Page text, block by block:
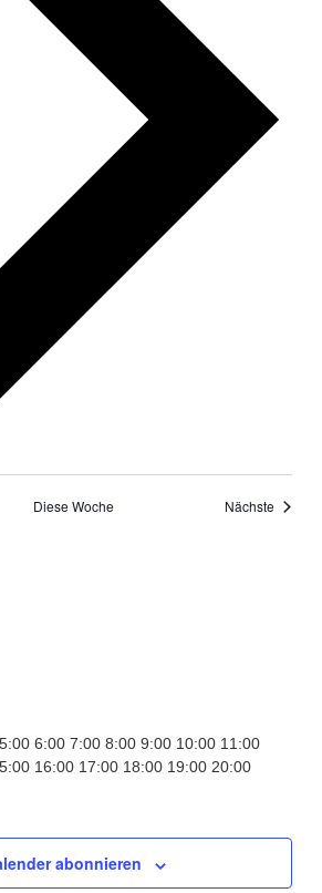
Diese Woche Nächste
5:00 6:00 7:00 8:00 9:00 10:00 11:00
16:00 17:00 18:00 19:00 20:00
abonnieren